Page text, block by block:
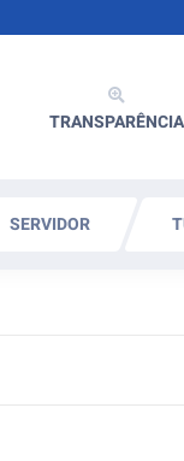
TRANSPARÊNCIA
SERVIDOR